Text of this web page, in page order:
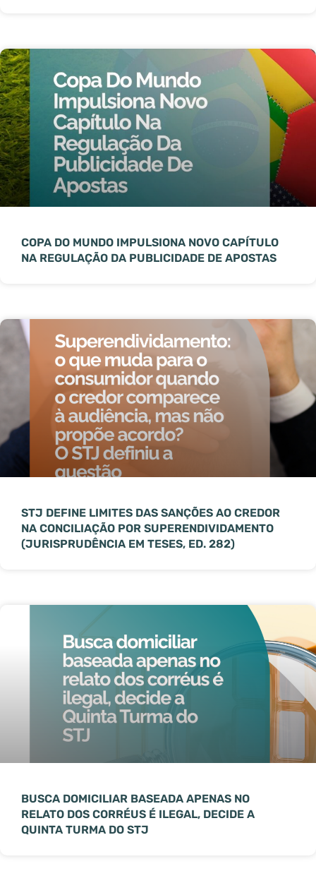
COPA DO MUNDO IMPULSIONA NOVO CAPÍTULO
NA REGULAÇÃO DA PUBLICIDADE DE APOSTAS
STJ DEFINE LIMITES DAS SANÇÕES AO CREDOR
NA CONCILIAÇÃO POR SUPERENDIVIDAMENTO
(JURISPRUDÊNCIA EM TESES, ED. 282)
BUSCA DOMICILIAR BASEADA APENAS NO
RELATO DOS CORRÉUS É ILEGAL, DECIDE A
QUINTA TURMA DO STJ